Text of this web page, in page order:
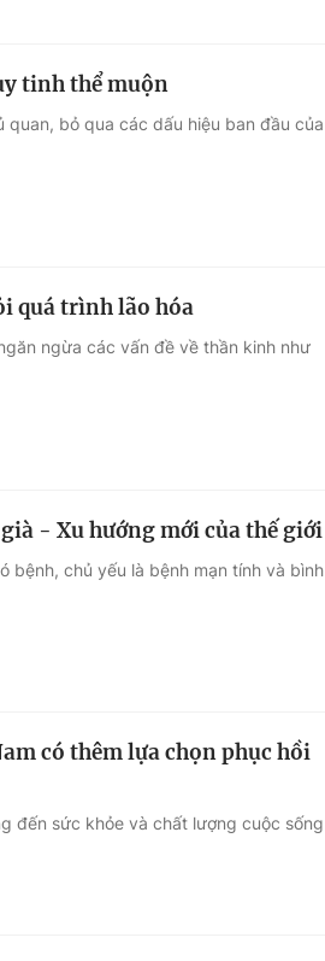
tinh thể muộn
bỏ qua các dấu hiệu ban đầu của
quá trình lão hóa
ngừa các vấn đề về thần kinh như
- Xu hướng mới của thế giới
bệnh, chủ yếu là bệnh mạn tính và bình
có thêm lựa chọn phục hồi
đến sức khỏe và chất lượng cuộc sống